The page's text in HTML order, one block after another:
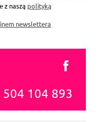
z naszą polityką
newslettera
104 893